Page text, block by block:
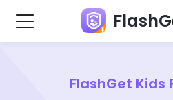
FlashGet Kids